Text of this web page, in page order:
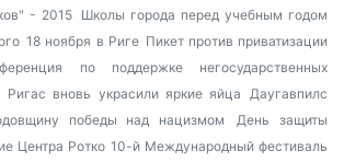
- 2015 Школы города перед учебным годом
18 ноября в Риге Пикет против приватизации
по поддержке негосударственных
Ригас вновь украсили яркие яйца
Даугавпилс
победы над нацизмом
День защиты
Центра Ротко 10-й Международный фестиваль